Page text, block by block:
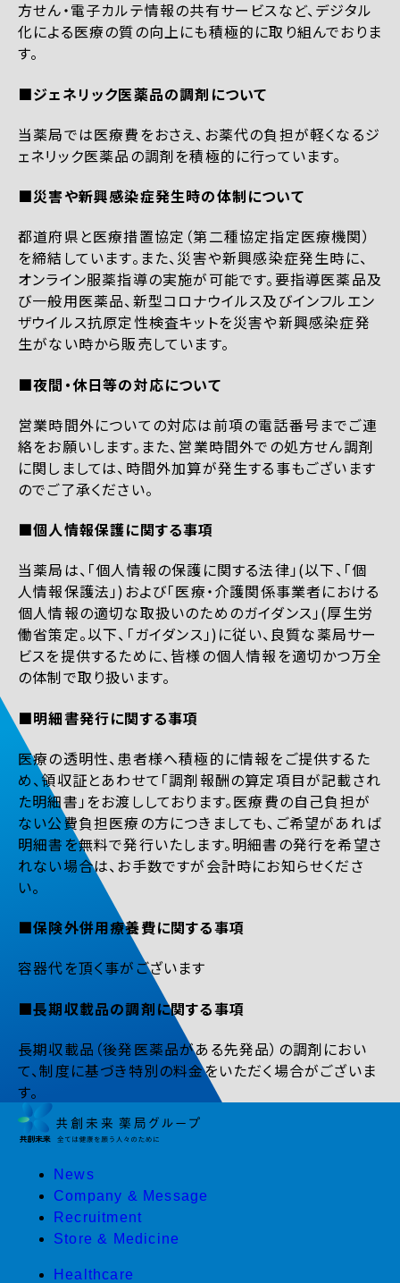
方せん・電子カルテ情報の共有サービスなど、デジタル
化による医療の質の向上にも積極的に取り組んでおりま
す。
■ジェネリック医薬品の調剤について
当薬局では医療費をおさえ、お薬代の負担が軽くなるジ
ェネリック医薬品の調剤を積極的に行っています。
■災害や新興感染症発生時の体制について
都道府県と医療措置協定（第二種協定指定医療機関）
を締結しています。また、災害や新興感染症発生時に、
オンライン服薬指導の実施が可能です。要指導医薬品及
び一般用医薬品、新型コロナウイルス及びインフルエン
ザウイルス抗原定性検査キットを災害や新興感染症発
生がない時から販売しています。
■夜間・休日等の対応について
営業時間外についての対応は前項の電話番号までご連
絡をお願いします。また、営業時間外での処方せん調剤
に関しましては、時間外加算が発生する事もございます
のでご了承ください。
■個人情報保護に関する事項
当薬局は、「個人情報の保護に関する法律」(以下、「個
人情報保護法」)および「医療・介護関係事業者における
個人情報の適切な取扱いのためのガイダンス」(厚生労
働省策定。以下、「ガイダンス」)に従い、良質な薬局サー
ビスを提供するために、皆様の個人情報を適切かつ万全
の体制で取り扱います。
■明細書発行に関する事項
医療の透明性、患者様へ積極的に情報をご提供するた
め、領収証とあわせて「調剤報酬の算定項目が記載され
た明細書」をお渡ししております。医療費の自己負担が
ない公費負担医療の方につきましても、ご希望があれば
明細書を無料で発行いたします。明細書の発行を希望さ
れない場合は、お手数ですが会計時にお知らせくださ
い。
■保険外併用療養費に関する事項
容器代を頂く事がございます
■長期収載品の調剤に関する事項
長期収載品（後発医薬品がある先発品）の調剤におい
て、制度に基づき特別の料金をいただく場合がございま
す。
News
Company & Message
Recruitment
Store & Medicine
Healthcare